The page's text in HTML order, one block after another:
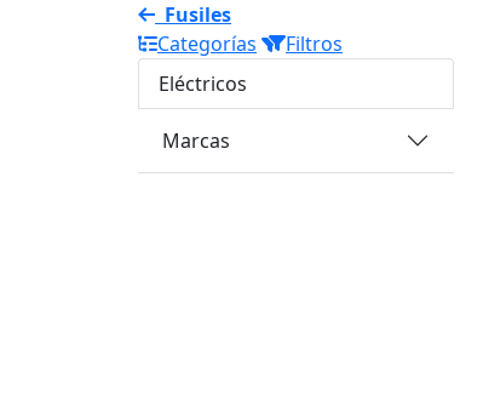
Fusiles
Categorías
Filtros
Eléctricos
Marcas